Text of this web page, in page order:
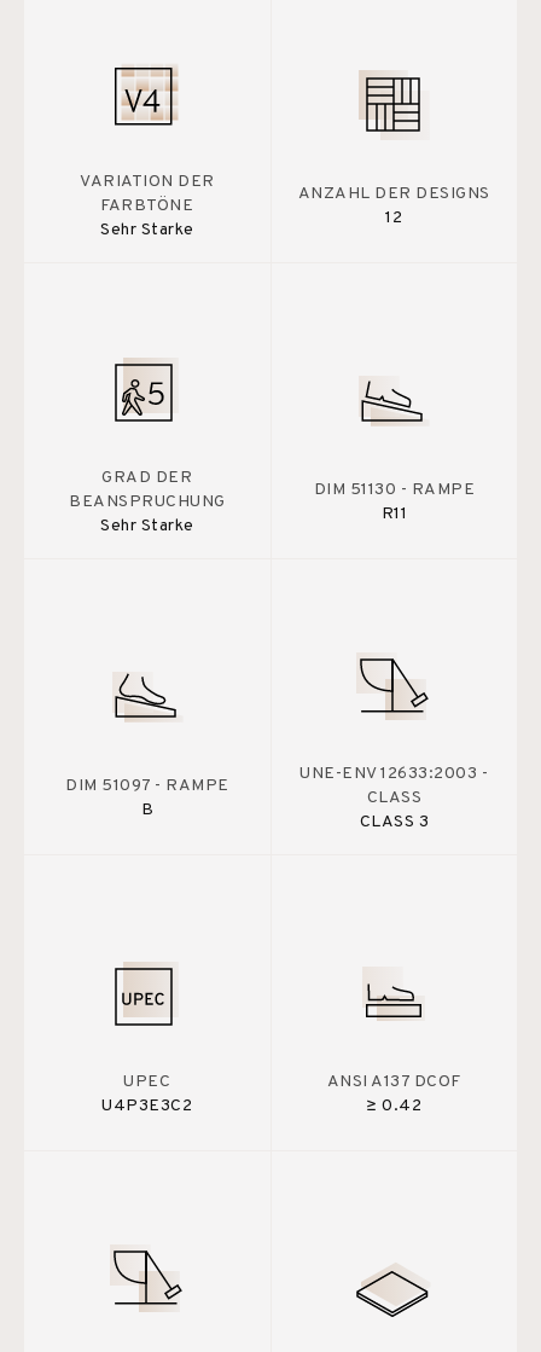
VARIATION DER
FARBTÖNE
Sehr Starke
ANZAHL DER DESIGNS
12
GRAD DER
BEANSPRUCHUNG
Sehr Starke
DIM 51130 - RAMPE
R11
DIM 51097 - RAMPE
B
UNE-ENV 12633:2003 -
CLASS
CLASS 3
UPEC
U4P3E3C2
ANSI A137 DCOF
≥ 0.42